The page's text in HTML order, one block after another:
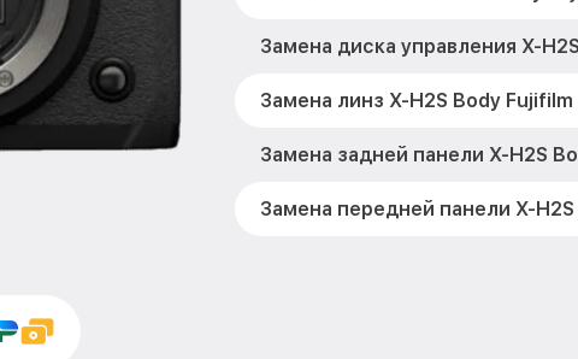
Замена диска управления X-
Замена линз X-H2S Body Fujifilm
Замена задней панели X-H2S
Замена передней панели X-